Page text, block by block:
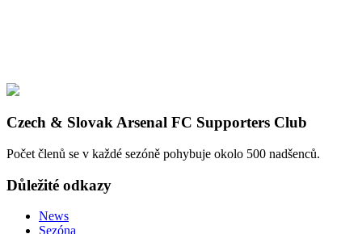
Czech & Slovak Arsenal FC Supporters Club
Počet členů se v každé sezóně pohybuje okolo 500 nadšenců.
Důležité odkazy
News
Sezóna